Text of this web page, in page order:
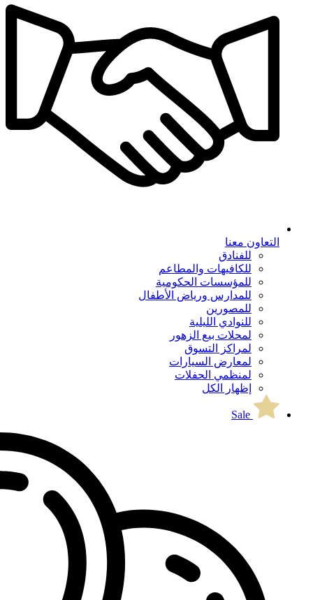
التعاون معنا
للفنادق
للكافيهات والمطاعم
للمؤسسات الحكومية
للمدارس ورياض الأطفال
للمصورين
للنوادي الليلية
لمحلات بيع الزهور
لمراكز التسوق
لمعارض السيارات
لمنظمي الحفلات
إظهار الكل